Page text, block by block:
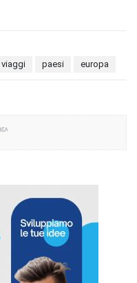
viaggi paesi europa